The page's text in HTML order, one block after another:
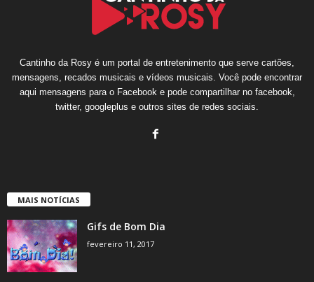
Cantinho da Rosy é um portal de entretenimento que serve cartões,
mensagens, recados musicais e vídeos musicais. Você pode encontrar
aqui mensagens para o Facebook e pode compartilhar no facebook,
twitter, googleplus e outros sites de redes sociais.
MAIS NOTÍCIAS
Gifs de Bom Dia
fevereiro 11, 2017